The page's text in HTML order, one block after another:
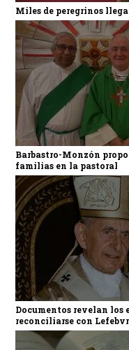
Miles de peregrinos
Barbastro-Monzón
familias en la pastoral
Documentos revelan los
reconciliarse con